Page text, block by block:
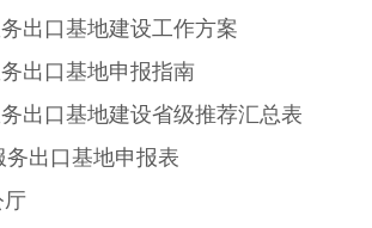
口基地建设工作方案
口基地申报指南
口基地建设省级推荐汇总表
出口基地申报表